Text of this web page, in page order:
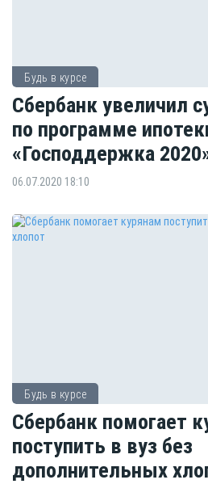
Будь в курсе
Сбербанк увеличил
по программе
«Господдержка
06.07.2020 18:10
Будь в курсе
Сбербанк помогает
поступить в вуз без
дополнительных